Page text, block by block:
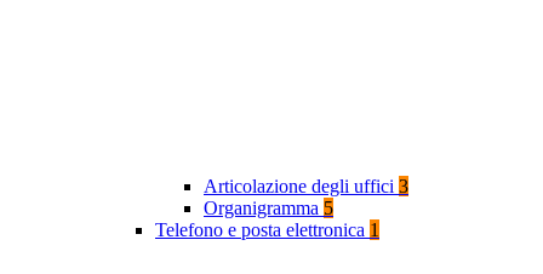
Articolazione degli uffici 3
Organigramma 5
Telefono e posta elettronica 1